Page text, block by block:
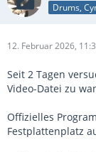
Drums,
12. Februar 2026,
Seit 2 Tagen
Video-Datei zu
Offizielles
Festplattenplatz